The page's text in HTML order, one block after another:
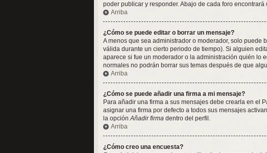
poder publicar y responder. Abajo de cada foro
Arriba
¿Cómo se puede editar o borrar un mensaje?
A menos que sea administrador o moderador, solo puede
válida durante un cierto periodo de tiempo). Si alguien
aparece si fue un moderador o la administración quién lo
normales no podrán borrar sus temas después de que
Arriba
¿Cómo se puede añadir una firma a mi mensaje?
Para añadir una firma a sus mensajes debe crearla en el
asignar una firma por defecto a todos sus mensajes
la opciónAñadir firma dentro del perfil.
Arriba
¿Cómo creo una encuesta?